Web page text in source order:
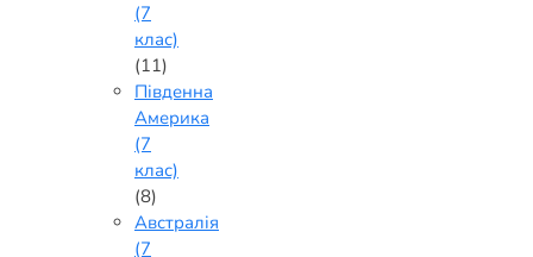
(7
клас)
(11)
Південна
Америка
(7
клас)
(8)
Австралія
(7